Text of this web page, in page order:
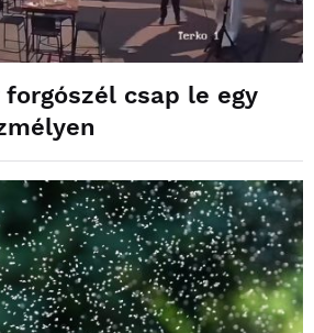
forgószél csap le egy